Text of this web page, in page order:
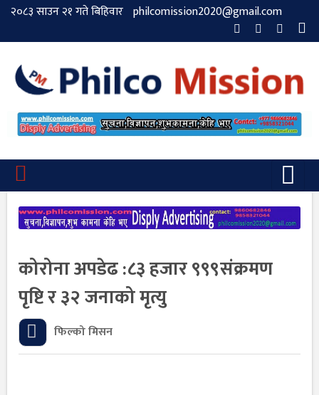
२०८३ साउन २१ गते बिहिवार philcomission2020@gmail.com
कोरोना अपडेढ :८३ हजार ९९९संक्रमण
पृष्टि र ३२ जनाको मृत्यु
फिल्को मिसन